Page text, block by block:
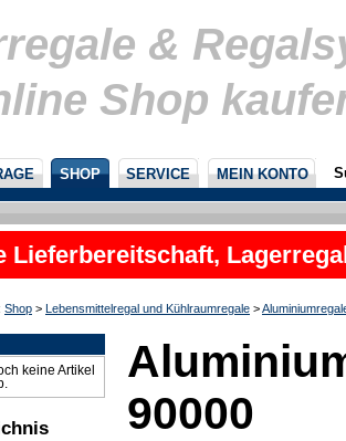
&
Shop
SHOP SERVICE MEIN KONTO
Lieferbereitschaft,
nicht
Shop > Lebensmittelregal und Kühlraumregale >
keine Artikel
90000